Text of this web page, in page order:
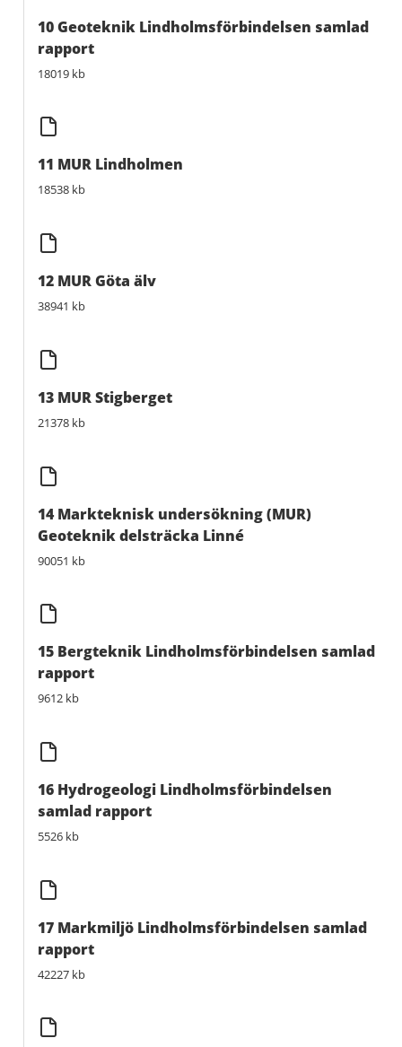
10 Geoteknik Lindholmsförbindelsen samlad
rapport
18019 kb
11 MUR Lindholmen
18538 kb
12 MUR Göta älv
38941 kb
13 MUR Stigberget
21378 kb
14 Markteknisk undersökning (MUR)
Geoteknik delsträcka Linné
90051 kb
15 Bergteknik Lindholmsförbindelsen samlad
rapport
9612 kb
16 Hydrogeologi Lindholmsförbindelsen
samlad rapport
5526 kb
17 Markmiljö Lindholmsförbindelsen samlad
rapport
42227 kb